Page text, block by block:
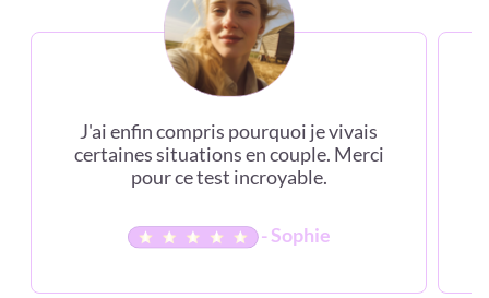
J'ai enfin compris pourquoi je vivais
certaines situations en couple. Merci
pour ce test incroyable.
- Sophie